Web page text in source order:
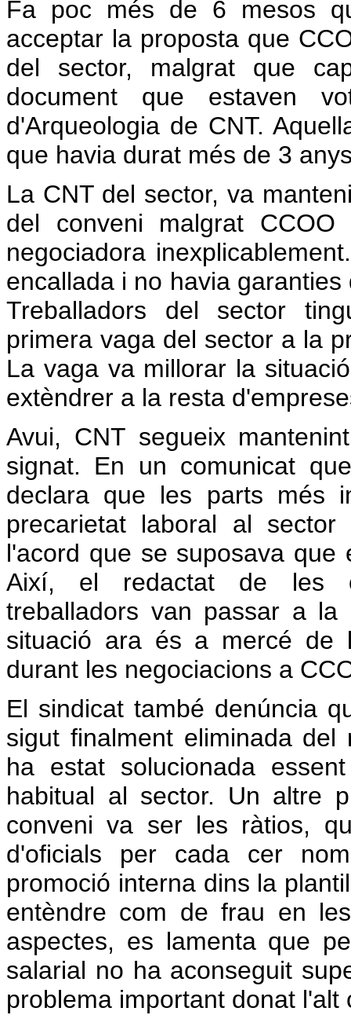
Fa poc més de 6 mesos
acceptar la proposta que
del sector, malgrat que
document que estaven
d'Arqueologia de CNT.
que havia durat més de 3
La CNT del sector, va
del conveni malgrat
negociadora
encallada i no havia
Treballadors del sector
primera vaga del sector a la
La vaga va millorar la
extèndrer a la resta
Avui, CNT segueix
signat. En un comunicat
declara que les parts més
precarietat laboral al
l'acord que se suposava que
Així, el redactat de les
treballadors van passar a
situació ara és a mercé de
durant les negociacions a
El sindicat també denúncia
sigut finalment eliminada
ha estat solucionada
habitual al sector. Un altre
conveni va ser les ràtios,
d'oficials per cada cer
promoció interna dins la
entèndre com de frau en
aspectes, es lamenta que
salarial no ha aconseguit
problema important donat